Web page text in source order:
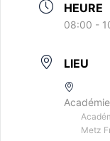
HEURE
08:00 -
LIEU
Metz